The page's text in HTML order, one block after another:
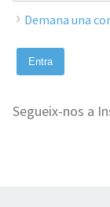
Demana una
Segueix-nos a